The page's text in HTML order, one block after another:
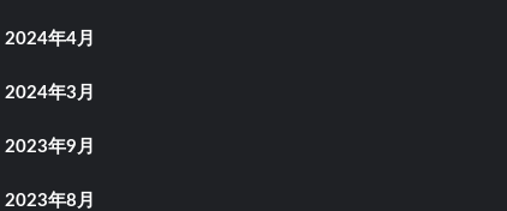
2024年4月
2024年3月
2023年9月
2023年8月